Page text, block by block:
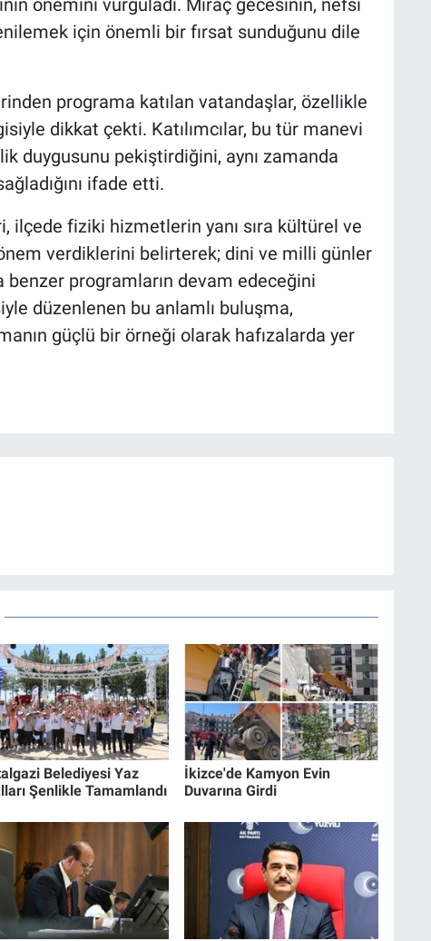
için önemli bir fırsat sunduğunu dile
programa katılan vatandaşlar, özellikle
dikkat çekti. Katılımcılar, bu tür manevi
duygusunu pekiştirdiğini, aynı zamanda
ifade etti.
ilçede fiziki hizmetlerin yanı sıra kültürel ve
verdiklerini belirterek; dini ve milli günler
benzer programların devam edeceğini
düzenlenen bu anlamlı buluşma,
güçlü bir örneği olarak hafızalarda yer
Belediyesi Yaz
Şenlikle Tamamlandı
İkizce'de Kamyon Evin
Duvarına Girdi